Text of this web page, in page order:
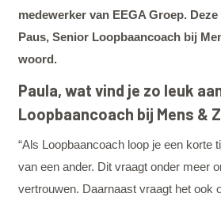
medewerker van EEGA Groep.
Paus, Senior Loopbaancoach bij
woord.
Paula, wat vind je zo leuk
Loopbaancoach bij Mens &
“Als Loopbaancoach loop je een korte
van een ander. Dit vraagt onder meer
vertrouwen. Daarnaast vraagt het ook